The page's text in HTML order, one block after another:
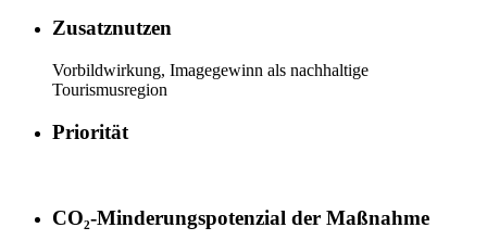
Zusatznutzen
Vorbildwirkung, Imagegewinn als nachhaltige
Tourismusregion
Priorität
CO₂-Minderungspotenzial der Maßnahme